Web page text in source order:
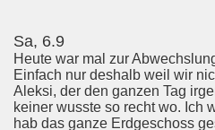
Sa, 6.9
Heute war mal zur
Einfach nur deshalb weil wir
Aleksi, der den ganzen Tag
keiner wusste so recht wo. Ich
hab das ganze Erdgeschoss